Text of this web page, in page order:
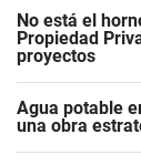
No está el
Propiedad
proyectos
Agua potable
una obra